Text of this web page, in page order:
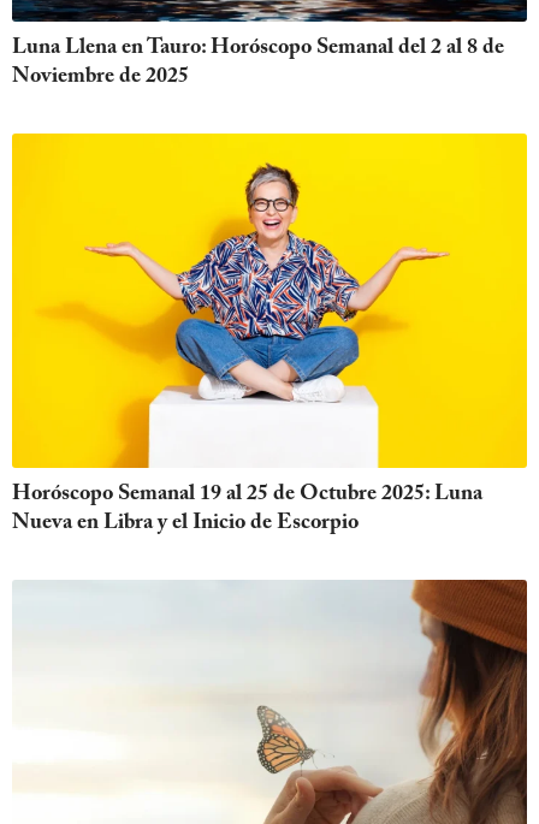
Luna Llena en Tauro: Horóscopo Semanal del 2 al 8 de
Noviembre de 2025
Horóscopo Semanal 19 al 25 de Octubre 2025: Luna
Nueva en Libra y el Inicio de Escorpio